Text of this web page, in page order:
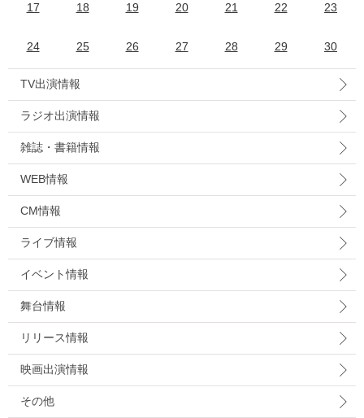
17 18 19 20 21 22 23
24 25 26 27 28 29 30
TV出演情報
ラジオ出演情報
雑誌・書籍情報
WEB情報
CM情報
ライブ情報
イベント情報
舞台情報
リリース情報
映画出演情報
その他